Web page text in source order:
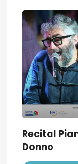
Recital
Donno